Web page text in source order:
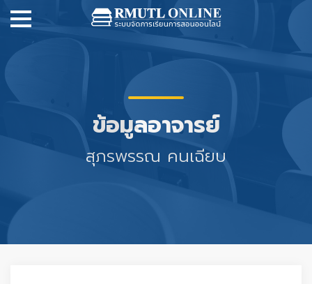
ข้อมูลอาจารย์
สุภรพรรณ คนเฉียบ